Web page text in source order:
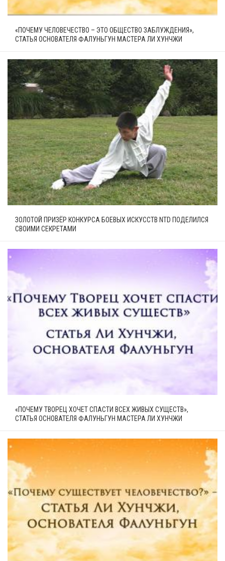
«ПОЧЕМУ ЧЕЛОВЕЧЕСТВО – ЭТО ОБЩЕСТВО ЗАБЛУЖДЕНИЯ»,
СТАТЬЯ ОСНОВАТЕЛЯ ФАЛУНЬГУН МАСТЕРА ЛИ ХУНЧЖИ
ЗОЛОТОЙ ПРИЗЁР КОНКУРСА БОЕВЫХ ИСКУССТВ NTD ПОДЕЛИЛСЯ
СВОИМИ СЕКРЕТАМИ
«ПОЧЕМУ ТВОРЕЦ ХОЧЕТ СПАСТИ ВСЕХ ЖИВЫХ СУЩЕСТВ»,
СТАТЬЯ ОСНОВАТЕЛЯ ФАЛУНЬГУН МАСТЕРА ЛИ ХУНЧЖИ